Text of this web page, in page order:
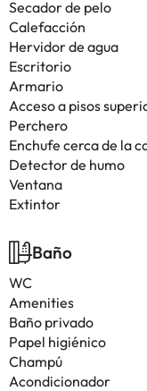
Secador de pelo
Calefacción
Hervidor de agua
Escritorio
Armario
Acceso a pisos
Perchero
Enchufe cerca de la
Detector de humo
Ventana
Extintor
Baño
WC
Amenities
Baño privado
Papel higiénico
Champú
Acondicionador